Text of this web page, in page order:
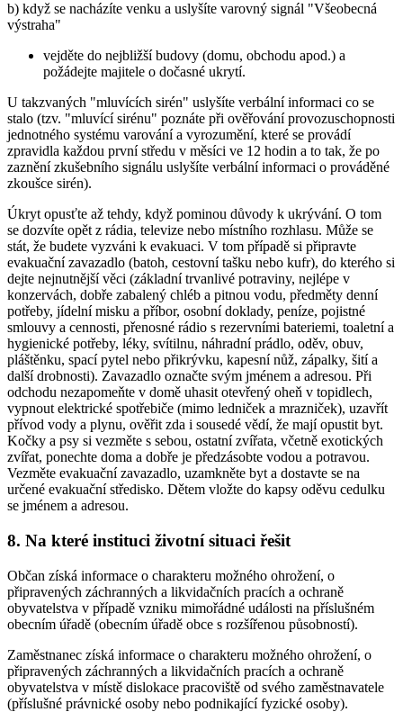
b) když se nacházíte venku a uslyšíte varovný signál "Všeobecná
výstraha"
vejděte do nejbližší budovy (domu, obchodu apod.) a
požádejte majitele o dočasné ukrytí.
U takzvaných "mluvících sirén" uslyšíte verbální informaci co se
stalo (tzv. "mluvící sirénu" poznáte při ověřování provozuschopnosti
jednotného systému varování a vyrozumění, které se provádí
zpravidla každou první středu v měsíci ve 12 hodin a to tak, že po
zaznění zkušebního signálu uslyšíte verbální informaci o prováděné
zkoušce sirén).
Úkryt opusťte až tehdy, když pominou důvody k ukrývání. O tom
se dozvíte opět z rádia, televize nebo místního rozhlasu. Může se
stát, že budete vyzváni k evakuaci. V tom případě si připravte
evakuační zavazadlo (batoh, cestovní tašku nebo kufr), do kterého si
dejte nejnutnější věci (základní trvanlivé potraviny, nejlépe v
konzervách, dobře zabalený chléb a pitnou vodu, předměty denní
potřeby, jídelní misku a příbor, osobní doklady, peníze, pojistné
smlouvy a cennosti, přenosné rádio s rezervními bateriemi, toaletní a
hygienické potřeby, léky, svítilnu, náhradní prádlo, oděv, obuv,
pláštěnku, spací pytel nebo přikrývku, kapesní nůž, zápalky, šití a
další drobnosti). Zavazadlo označte svým jménem a adresou. Při
odchodu nezapomeňte v domě uhasit otevřený oheň v topidlech,
vypnout elektrické spotřebiče (mimo ledniček a mrazniček), uzavřít
přívod vody a plynu, ověřit zda i sousedé vědí, že mají opustit byt.
Kočky a psy si vezměte s sebou, ostatní zvířata, včetně exotických
zvířat, ponechte doma a dobře je předzásobte vodou a potravou.
Vezměte evakuační zavazadlo, uzamkněte byt a dostavte se na
určené evakuační středisko. Dětem vložte do kapsy oděvu cedulku
se jménem a adresou.
8. Na které instituci životní situaci řešit
Občan získá informace o charakteru možného ohrožení, o
připravených záchranných a likvidačních pracích a ochraně
obyvatelstva v případě vzniku mimořádné události na příslušném
obecním úřadě (obecním úřadě obce s rozšířenou působností).
Zaměstnanec získá informace o charakteru možného ohrožení, o
připravených záchranných a likvidačních pracích a ochraně
obyvatelstva v místě dislokace pracoviště od svého zaměstnavatele
(příslušné právnické osoby nebo podnikající fyzické osoby).